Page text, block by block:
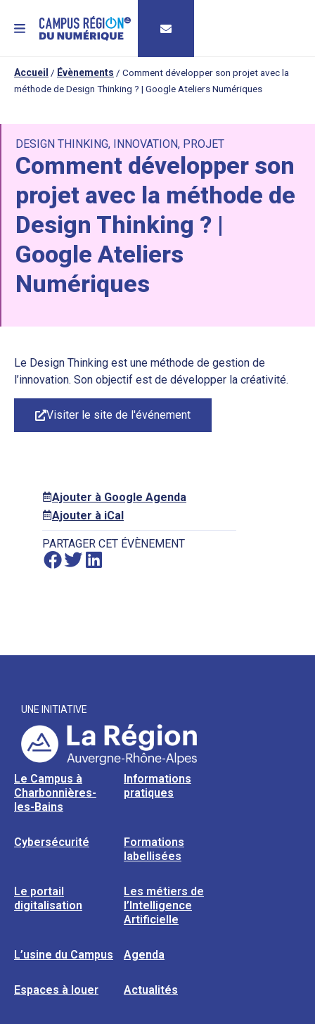
MENU
Accueil / Évènements / Comment développer son projet avec la
méthode de Design Thinking ? | Google Ateliers Numériques
DESIGN THINKING, INNOVATION, PROJET
Comment développer son
projet avec la méthode de
Design Thinking ? |
Google Ateliers
Numériques
Le Design Thinking est une méthode de gestion de
l’innovation. Son objectif est de développer la créativité.
Visiter le site de l'événement
Ajouter à Google Agenda
Ajouter à iCal
PARTAGER CET ÉVÈNEMENT
UNE INITIATIVE
Le Campus à
Charbonnières-
les-Bains
Informations
pratiques
Cybersécurité
Formations
labellisées
Le portail
digitalisation
Les métiers de
l’Intelligence
Artificielle
L’usine du Campus Agenda
Espaces à louer Actualités